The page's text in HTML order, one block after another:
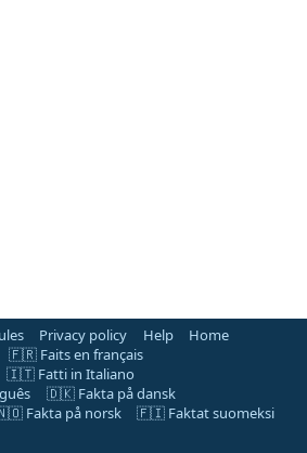
Privacy policy Help
Home
🇫🇷 Faits en français
🇮🇹 Fatti in Italiano
🇩🇰 Fakta på dansk
Fakta på norsk
🇫🇮 Faktat suomeksi